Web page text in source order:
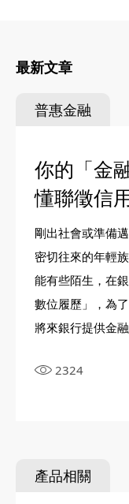
最新文章
普惠金融
你的「金
懂聯徵信
剛出社會或準備
密切往來的年輕
能有些陌生，在
數位履歷」，為
將來銀行提供金
2324
產品相關